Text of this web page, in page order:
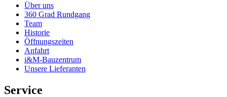
Über uns
360 Grad Rundgang
Team
Historie
Öffnungszeiten
Anfahrt
i&M-Bauzentrum
Unsere Lieferanten
Service